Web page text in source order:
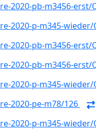
2020-pb-m3456-erst/
2020-p-m345-wieder/
2020-pb-m3456-erst/
2020-pb-m3456-erst/
2020-p-m345-wieder/
2020-pe-m78/126
2020-p-m345-wieder/